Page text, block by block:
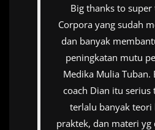
Big thanks to super
Corpora yang sudah
dan banyak
peningkatan mutu
Medika Mulia Tuban.
coach Dian itu serius
terlalu banyak teori
praktek, dan materi yg